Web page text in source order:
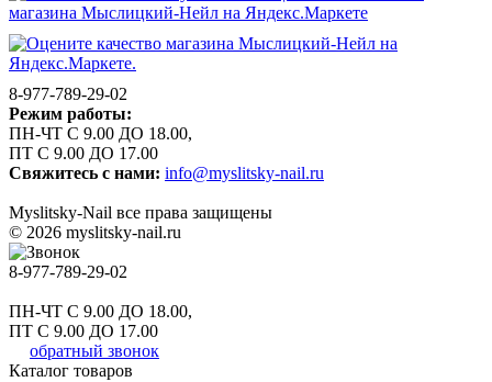
8-977-789-29-02
Режим работы:
ПН-ЧТ С 9.00 ДО 18.00,
ПТ С 9.00 ДО 17.00
Свяжитесь с нами: info@myslitsky-nail.ru
Myslitsky-Nail все права защищены
© 2026 myslitsky-nail.ru
8-977-789-29-02
ПН-ЧТ С 9.00 ДО 18.00,
ПТ С 9.00 ДО 17.00
обратный звонок
Каталог товаров